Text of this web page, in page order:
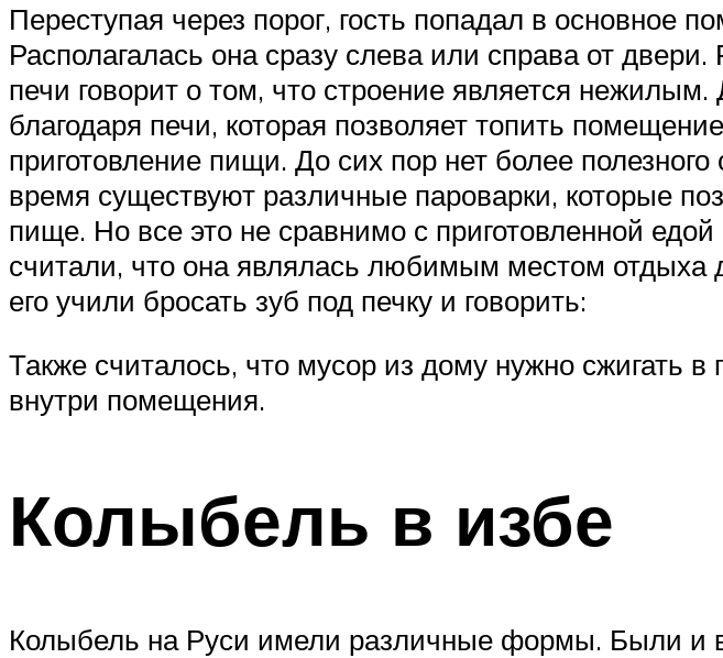
Переступая через порог, гость попадал в основное
Располагалась она сразу слева или справа от
печи говорит о том, что строение является
благодаря печи, которая позволяет топить
приготовление пищи. До сих пор нет более
время существуют различные пароварки, которые
пище. Но все это не сравнимо с приготовленной
считали, что она являлась любимым местом отдыха
его учили бросать зуб под печку и говорить:
Также считалось, что мусор из дому нужно сжигать
внутри помещения.
Колыбель в избе
Колыбель на Руси имели различные формы. Были и